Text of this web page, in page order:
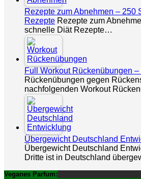
Rezepte zum Abnehmen – 250
Rezepte Rezepte zum
schnelle Diät Rezepte…
Full Workout Rückenübungen
Rückenübungen gegen
nachfolgenden Workout
Übergewicht Deutschland
Übergewicht Deutschland
Dritte ist in Deutschland
Veganes Parfum: